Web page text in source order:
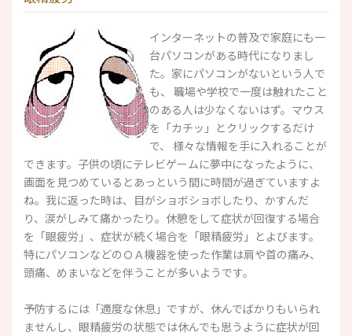
インターネットの普及で家庭にも一
台パソコンがある時代になりまし
た。家にパソコンがないという人で
も、 職場や学校で一度は触れたこと
のある人は少なくないはず。マウス
を「カチッ」とクリックするだけ
で、 様々な情報を手に入れることが
できます。子供の頃にテレビゲームに夢中になったように、
画面を見つめているとあっという間に時間が過ぎていますよ
ね。我に返った時は、目がショボショボしたり、かすんだ
り、涙がしみて痛かったり。休憩をして症状が回復する場合
を「眼疲労」、症状が続く場合を「眼精疲労」とよびます。
特にパソコンなどのＯＡ機器を使った作業は肩や首の痛み、
頭痛、めまいなどを伴うことが多いようです。
予防するには「適度な休息」ですが、休んでばかりもいられ
ませんし、眼精疲労の状態では休んでも思うように症状が回